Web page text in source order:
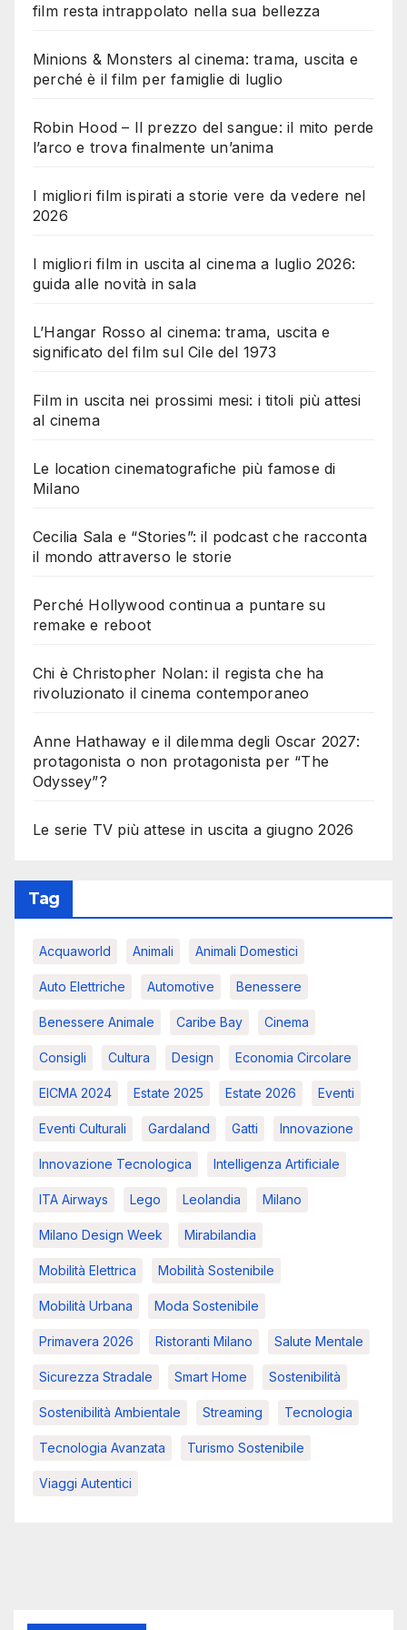
film resta intrappolato nella sua bellezza
Minions & Monsters al cinema: trama, uscita e
perché è il film per famiglie di luglio
Robin Hood – Il prezzo del sangue: il mito perde
l’arco e trova finalmente un’anima
I migliori film ispirati a storie vere da vedere nel
2026
I migliori film in uscita al cinema a luglio 2026:
guida alle novità in sala
L’Hangar Rosso al cinema: trama, uscita e
significato del film sul Cile del 1973
Film in uscita nei prossimi mesi: i titoli più attesi
al cinema
Le location cinematografiche più famose di
Milano
Cecilia Sala e “Stories”: il podcast che racconta
il mondo attraverso le storie
Perché Hollywood continua a puntare su
remake e reboot
Chi è Christopher Nolan: il regista che ha
rivoluzionato il cinema contemporaneo
Anne Hathaway e il dilemma degli Oscar 2027:
protagonista o non protagonista per “The
Odyssey”?
Le serie TV più attese in uscita a giugno 2026
Tag
Acquaworld Animali Animali Domestici
Auto Elettriche Automotive Benessere
Benessere Animale Caribe Bay Cinema
Consigli Cultura Design Economia Circolare
EICMA 2024 Estate 2025 Estate 2026 Eventi
Eventi Culturali Gardaland Gatti Innovazione
Innovazione Tecnologica Intelligenza Artificiale
ITA Airways Lego Leolandia Milano
Milano Design Week Mirabilandia
Mobilità Elettrica Mobilità Sostenibile
Mobilità Urbana Moda Sostenibile
Primavera 2026 Ristoranti Milano Salute Mentale
Sicurezza Stradale Smart Home Sostenibilità
Sostenibilità Ambientale Streaming Tecnologia
Tecnologia Avanzata Turismo Sostenibile
Viaggi Autentici